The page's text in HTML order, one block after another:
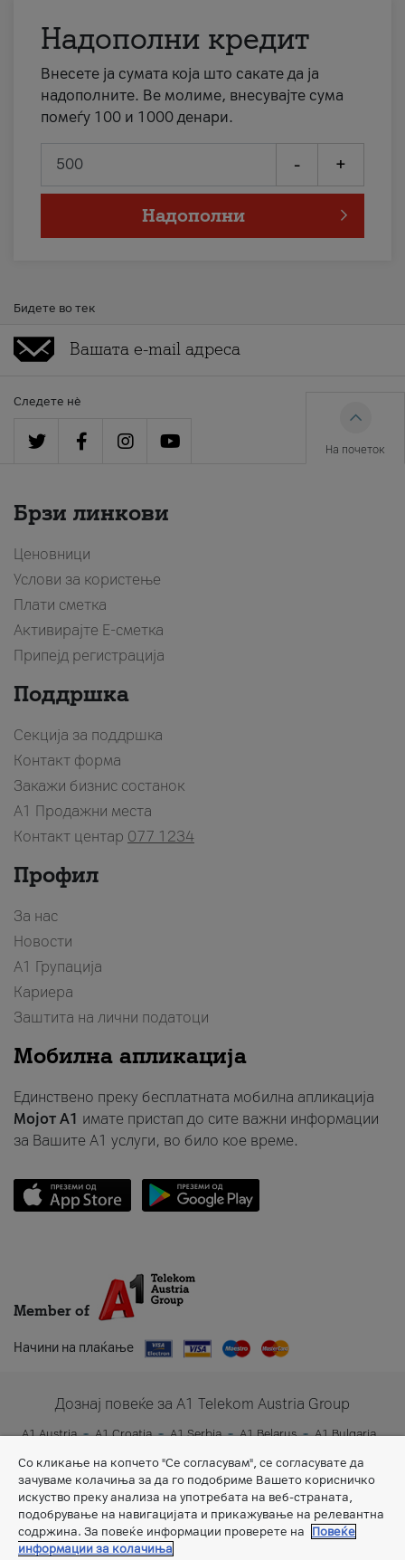
Надополни кредит
Внесете ја сумата која што сакате да ја
надополните. Ве молиме, внесувајте сума
помеѓу 100 и 1000 денари.
- +
Надополни
Бидете во тек
Следете нè
На почеток
Брзи линкови
Ценовници
Услови за користење
Плати сметка
Активирајте Е-сметка
Припејд регистрација
Поддршка
Секција за поддршка
Контакт форма
Закажи бизнис состанок
A1 Продажни места
Контакт центар 077 1234
Профил
За нас
Новости
А1 Групација
Кариера
Заштита на лични податоци
Мобилна апликација
Единствено преку бесплатната мобилна апликација
Мојот A1 имате пристап до сите важни информации
за Вашите A1 услуги, во било кое време.
Member of
Начини на плаќање
Дознај повеќе за A1 Telekom Austria Group
A1 Austria A1 Croatia A1 Serbia A1 Belarus
A1 Bulgaria
A1 Slovenia
A1 Digital
Со кликање на копчето "Се согласувам", се согласувате да
зачуваме колачиња за да го подобриме Вашето корисничко
искуство преку анализа на употребата на веб-страната,
подобрување на навигацијата и прикажување на релевантна
содржина. За повеќе информации проверете на
Повеќе
информации за колачиња